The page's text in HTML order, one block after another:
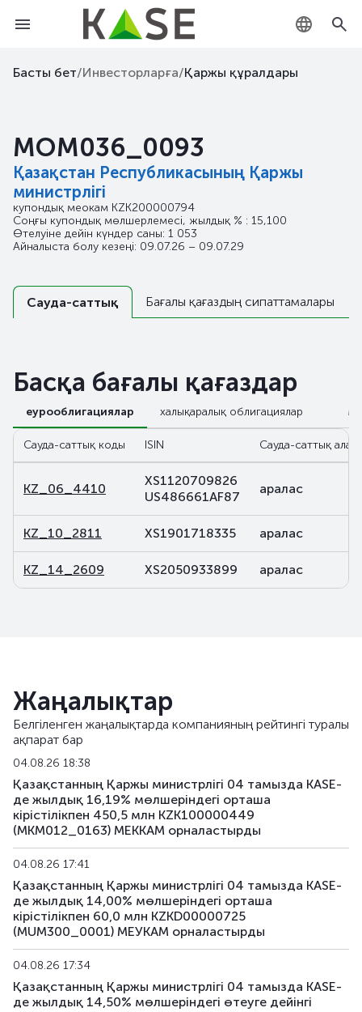
KZ
Басты бет/Инвесторларға/Қаржы құралдары
MOM036_0093
Қазақстан Республикасының Қаржы
министрлігі
купондық меокам KZK200000794
Соңғы купондық мөлшерлемесі, жылдық % : 15,100
Өтелуіне дейін күндер саны: 1 053
Айналыста болу кезеңі: 09.07.26 – 09.07.29
Сауда-саттық Бағалы қағаздың сипаттамалары
Басқа бағалы қағаздар
еурооблигациялар халықаралық облигациялар
Сауда-саттық коды ISIN Сауда-саттық алаң
KZ_06_4410
XS1120709826
US486661AF87
аралас
KZ_10_2811 XS1901718335 аралас
KZ_14_2609 XS2050933899 аралас
Жаңалықтар
Белгіленген жаңалықтарда компанияның рейтингі туралы
ақпарат бар
04.08.26 18:38
Қазақстанның Қаржы министрлігі 04 тамызда KASE-
де жылдық 16,19% мөлшеріндегі орташа
кірістілікпен 450,5 млн KZK100000449
(MKM012_0163) МЕККАМ орналастырды
04.08.26 17:41
Қазақстанның Қаржы министрлігі 04 тамызда KASE-
де жылдық 14,00% мөлшеріндегі орташа
кірістілікпен 60,0 млн KZKD00000725
(MUM300_0001) МЕУКАМ орналастырды
04.08.26 17:34
Қазақстанның Қаржы министрлігі 04 тамызда KASE-
де жылдық 14,50% мөлшеріндегі өтеуге дейінгі